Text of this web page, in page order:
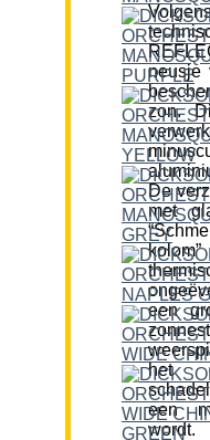
neusje
zon.
De
met
een
het
een
wordt.